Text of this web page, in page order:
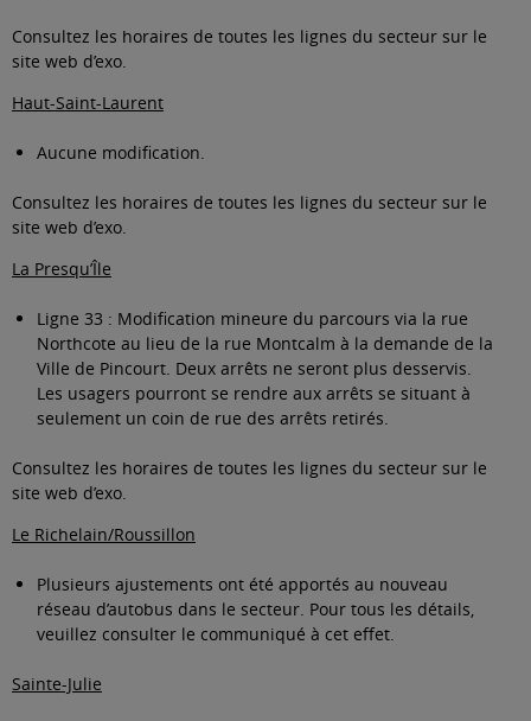
Consultez les horaires de toutes les lignes du secteur sur le
site web d’exo.
Haut-Saint-Laurent
Aucune modification.
Consultez les horaires de toutes les lignes du secteur sur le
site web d’exo.
La Presqu’Île
Ligne 33 : Modification mineure du parcours via la rue
Northcote au lieu de la rue Montcalm à la demande de la
Ville de Pincourt. Deux arrêts ne seront plus desservis.
Les usagers pourront se rendre aux arrêts se situant à
seulement un coin de rue des arrêts retirés.
Consultez les horaires de toutes les lignes du secteur sur le
site web d’exo.
Le Richelain/Roussillon
Plusieurs ajustements ont été apportés au nouveau
réseau d’autobus dans le secteur. Pour tous les détails,
veuillez consulter le communiqué à cet effet.
Sainte-Julie